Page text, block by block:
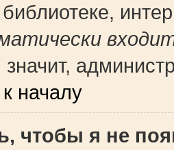
значит,
началу
чтобы я не